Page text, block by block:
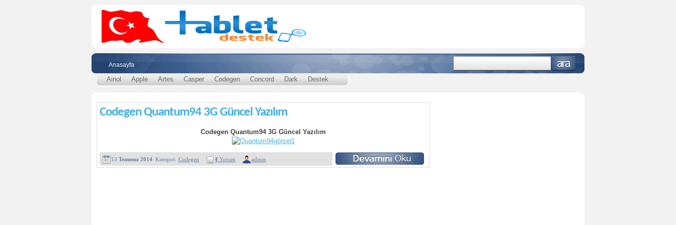
Anasayfa
Ainol Apple Artes Casper Codegen Concord Dark Destek
Codegen Quantum94 3G Güncel Yazılım
Codegen Quantum94 3G Güncel Yazılım
13 Temmuz 2014 Kategori :Codegen 4 Yorum admin